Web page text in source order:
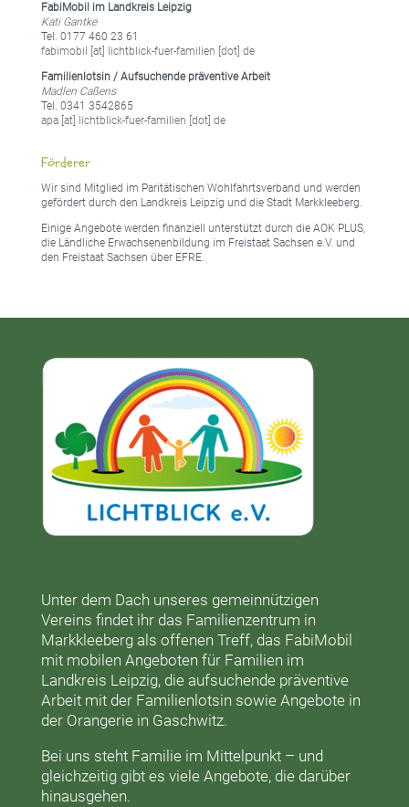
FabiMobil im Landkreis Leipzig
Kati Gantke
Tel. 0177 460 23 61
fabimobil [at] lichtblick-fuer-familien [dot] de
Familienlotsin / Aufsuchende präventive Arbeit
Madlen Caßens
Tel. 0341 3542865
apa [at] lichtblick-fuer-familien [dot] de
Förderer
Wir sind Mitglied im Paritätischen Wohlfahrtsverband und werden
gefördert durch den Landkreis Leipzig und die Stadt Markkleeberg.
Einige Angebote werden finanziell unterstützt durch die AOK PLUS,
die Ländliche Erwachsenenbildung im Freistaat Sachsen e.V. und
den Freistaat Sachsen über EFRE.
Unter dem Dach unseres gemeinnützigen
Vereins findet ihr das Familienzentrum in
Markkleebergals offenen Treff, das FabiMobil
mit mobilen Angeboten für Familien im
Landkreis Leipzig, die aufsuchende präventive
Arbeit mit der Familienlotsin sowie Angebote in
der Orangeriein Gaschwitz.
Bei uns steht Familie im Mittelpunkt – und
gleichzeitig gibt es viele Angebote, die darüber
hinausgehen.